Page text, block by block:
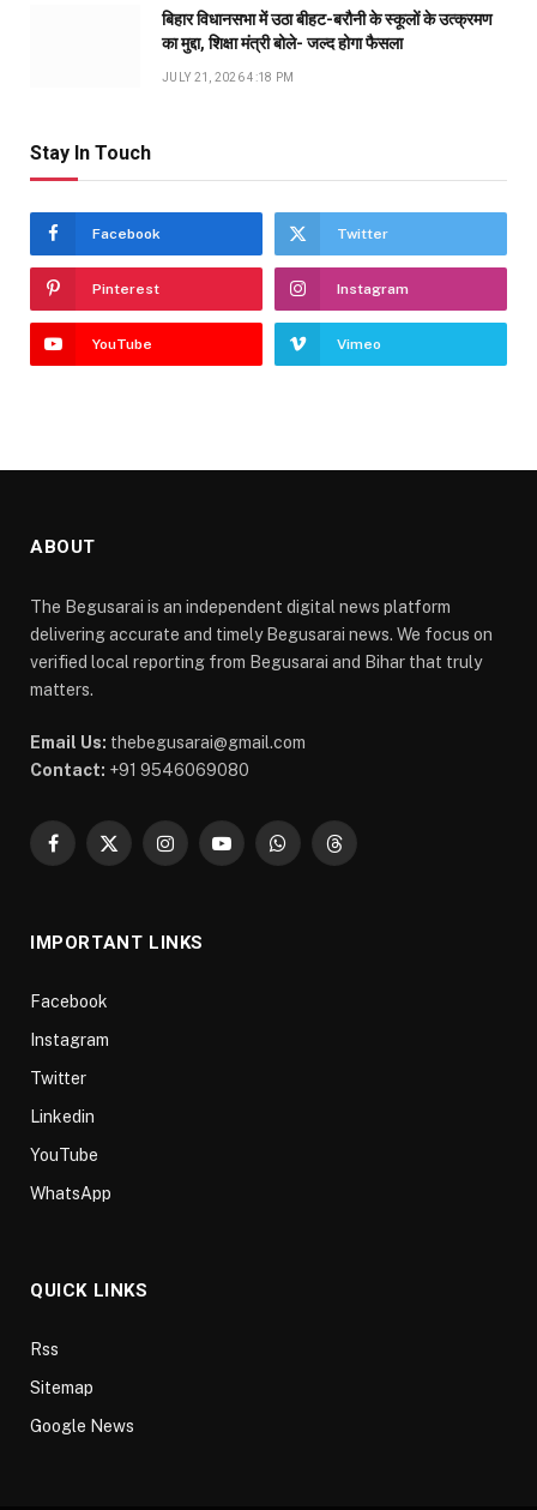
बिहार विधानसभा में उठा बीहट-बरौनी के स्कूलों के उत्क्रमण
का मुद्दा, शिक्षा मंत्री बोले- जल्द होगा फैसला
JULY 21, 2026 4:18 PM
Stay In Touch
Facebook Twitter
Pinterest Instagram
YouTube Vimeo
ABOUT
The Begusarai is an independent digital news platform
delivering accurate and timely Begusarai news. We focus on
verified local reporting from Begusarai and Bihar that truly
matters.
Email Us: thebegusarai@gmail.com
Contact: +91 9546069080
Facebook
X
InstagramYouTubeWhatsAppThreads
IMPORTANT LINKS
Facebook
Instagram
Twitter
Linkedin
YouTube
WhatsApp
QUICK LINKS
Rss
Sitemap
Google News